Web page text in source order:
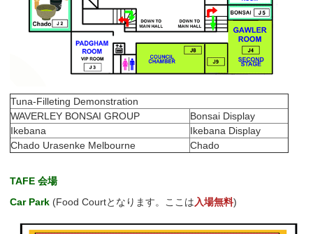
Tuna-Filleting Demonstration
WAVERLEY BONSAI GROUP
Bonsai Display
Ikebana
Ikebana Display
Chado Urasenke Melbourne
Chado
TAFE 会場
Car Park (Food Courtとなります。ここは 入場無料)